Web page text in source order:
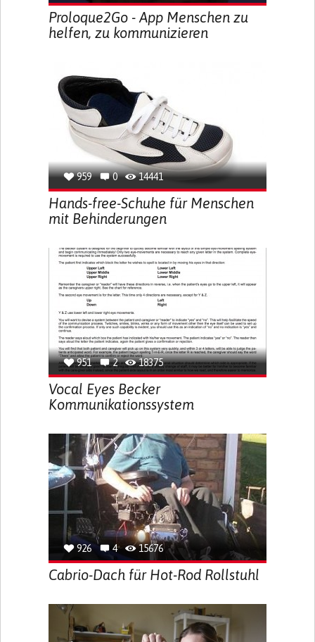
Proloque2Go - App Menschen zu
helfen, zu kommunizieren
959 0 14441
Hands-free-Schuhe für Menschen
mit Behinderungen
951 2 18375
Vocal Eyes Becker
Kommunikationssystem
926 4 15676
Cabrio-Dach für Hot-Rod Rollstuhl